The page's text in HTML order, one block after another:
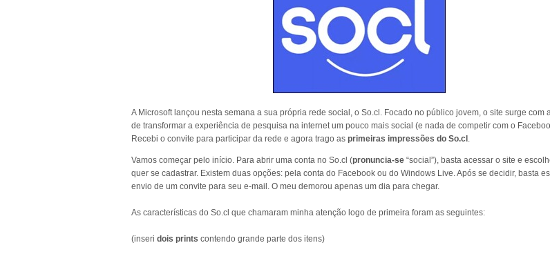
A Microsoft lançou nesta semana a sua própria rede social, o So.cl. Focado no público jovem, o site surge com
de transformar a experiência de pesquisa na internet um pouco mais social (e nada de competir com o
Recebi o convite para participar da rede e agora trago as primeiras impressões do So.cl
Vamos começar pelo início. Para abrir uma conta no So.cl (pronuncia-se “social”), basta acessar o site e
quer se cadastrar. Existem duas opções: pela conta do Facebook ou do Windows Live. Após se decidir, basta
envio de um convite para seu e-mail. O meu demorou apenas um dia para chegar.
As características do So.cl que chamaram minha atenção logo de primeira foram as seguintes:
(inseri dois prints contendo grande parte dos itens)